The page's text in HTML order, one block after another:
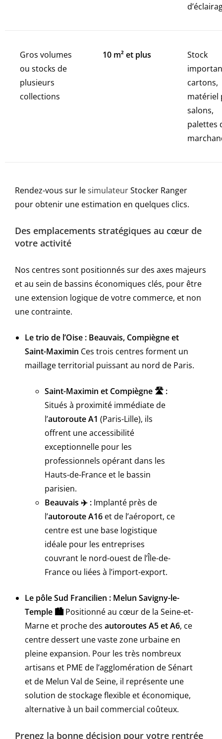
Gros volumes
ou stocks de
plusieurs
collections
10 m² et plus
Stock
cartons,
matériel
salons,
palettes
Rendez-vous sur lesimulateurStocker Ranger
pour obtenir une estimation en quelques clics.
Des emplacements stratégiques au cœur de
votre activité
Nos centres sont positionnés sur des axes majeurs
et au sein de bassins économiques clés, pour être
une extension logique de votre commerce, et non
une contrainte.
Le trio de l’Oise : Beauvais, Compiègne et
Saint-Maximin Ces trois centres forment un
maillage territorial puissant au nord de Paris.
Saint-Maximin et Compiègne 🛣️ :
Situés à proximité immédiate de
l’autoroute A1 (Paris-Lille), ils
offrent une accessibilité
exceptionnelle pour les
professionnels opérant dans les
Hauts-de-France et le bassin
parisien.
Beauvais ✈ : Implanté près de
l’autoroute A16 et de l’aéroport, ce
centre est une base logistique
idéale pour les entreprises
couvrant le nord-ouest de l’Île-de-
France ou liées à l’import-export.
Le pôle Sud Francilien : Melun Savigny-le-
Temple 🏙️Positionné au cœur de la Seine-et-
Marne et proche des autoroutes A5 et A6, ce
centre dessert une vaste zone urbaine en
pleine expansion. Pour les très nombreux
artisans et PME de l’agglomération de Sénart
et de Melun Val de Seine, il représente une
solution de stockage flexible et économique,
alternative à un bail commercial coûteux.
Prenez la bonne décision pour votre rentrée